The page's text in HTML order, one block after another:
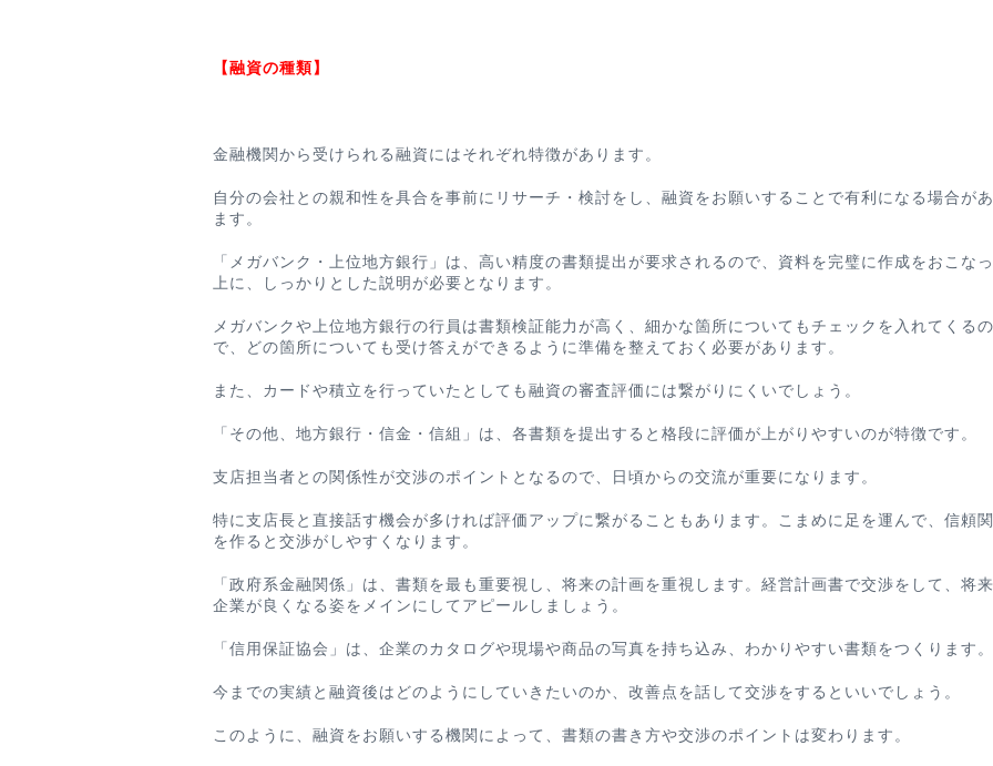
【融資の種類】
金融機関から受けられる融資にはそれぞれ特徴があります。
自分の会社との親和性を具合を事前にリサーチ・検討をし、融資をお願いすることで有利になる場合があ
ます。
「メガバンク・上位地方銀行」は、高い精度の書類提出が要求されるので、資料を完璧に作成をおこな
上に、しっかりとした説明が必要となります。
メガバンクや上位地方銀行の行員は書類検証能力が高く、細かな箇所についてもチェックを入れてくるの
で、どの箇所についても受け答えができるように準備を整えておく必要があります。
また、カードや積立を行っていたとしても融資の審査評価には繋がりにくいでしょう。
「その他、地方銀行・信金・信組」は、各書類を提出すると格段に評価が上がりやすいのが特徴です。
支店担当者との関係性が交渉のポイントとなるので、日頃からの交流が重要になります。
特に支店長と直接話す機会が多ければ評価アップに繋がることもあります。こまめに足を運んで、信頼
を作ると交渉がしやすくなります。
「政府系金融関係」は、書類を最も重要視し、将来の計画を重視します。経営計画書で交渉をして、将
企業が良くなる姿をメインにしてアピールしましょう。
「信用保証協会」は、企業のカタログや現場や商品の写真を持ち込み、わかりやすい書類をつくります。
今までの実績と融資後はどのようにしていきたいのか、改善点を話して交渉をするといいでしょう。
このように、融資をお願いする機関によって、書類の書き方や交渉のポイントは変わります。